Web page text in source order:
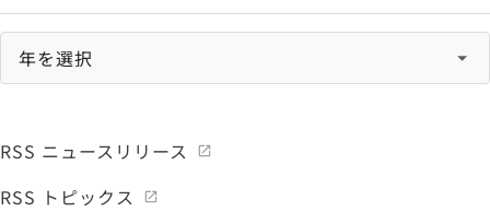
RSS ニュースリリース
RSS トピックス